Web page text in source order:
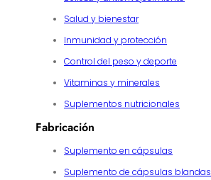
Salud y bienestar
Inmunidad y protección
Control del peso y deporte
Vitaminas y minerales
Suplementos nutricionales
Fabricación
Suplemento en cápsulas
Suplemento de cápsulas blandas